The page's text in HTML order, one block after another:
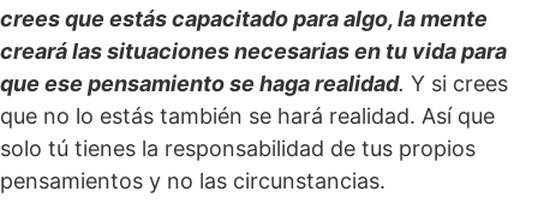
crees que estás capacitado para algo, la mente
creará las situaciones necesarias en tu vida para
que ese pensamiento se haga realidad. Y si crees
que no lo estás también se hará realidad. Así que
solo tú tienes la responsabilidad de tus propios
pensamientos y no las circunstancias.